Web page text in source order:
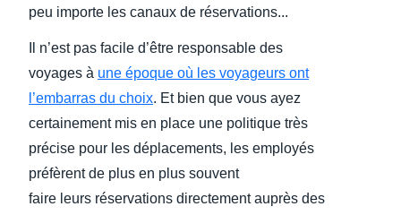
peu importe les canaux de réservations...
Il n’est pas facile d’être responsable des
voyages à une époque où les voyageurs ont
l’embarras du choix. Et bien que vous ayez
certainement mis en place une politique très
précise pour les déplacements, les employés
préfèrent de plus en plus souvent
faire leurs réservations directement auprès des